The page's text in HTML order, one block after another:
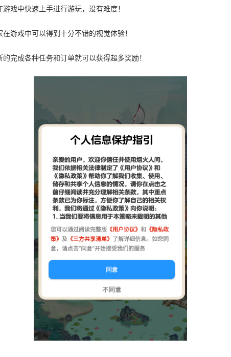
戏中快速上手进行游玩，没有难度！
游戏中可以得到十分不错的视觉体验！
完成各种任务和订单就可以获得超多奖励！